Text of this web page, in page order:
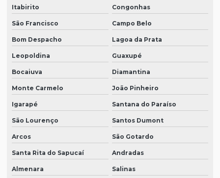
Itabirito Congonhas
São Francisco Campo Belo
Bom Despacho Lagoa da Prata
Leopoldina Guaxupé
Bocaiuva Diamantina
Monte Carmelo João Pinheiro
Igarapé Santana do Paraíso
São Lourenço Santos Dumont
Arcos São Gotardo
Santa Rita do Sapucaí Andradas
Almenara Salinas